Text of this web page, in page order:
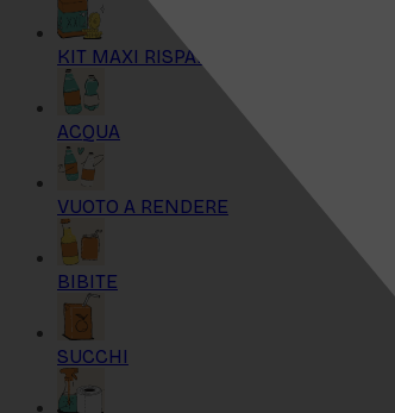
KIT MAXI RISPARMIO
ACQUA
VUOTO A RENDERE
BIBITE
SUCCHI